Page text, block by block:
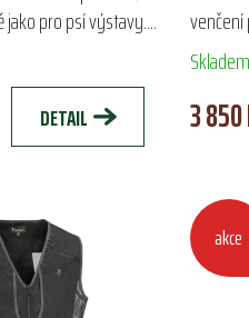
pro psí výstavy.
materiálu TC-Lite,
DETAIL
TC-Lite,...
Skladem
3 850
akce